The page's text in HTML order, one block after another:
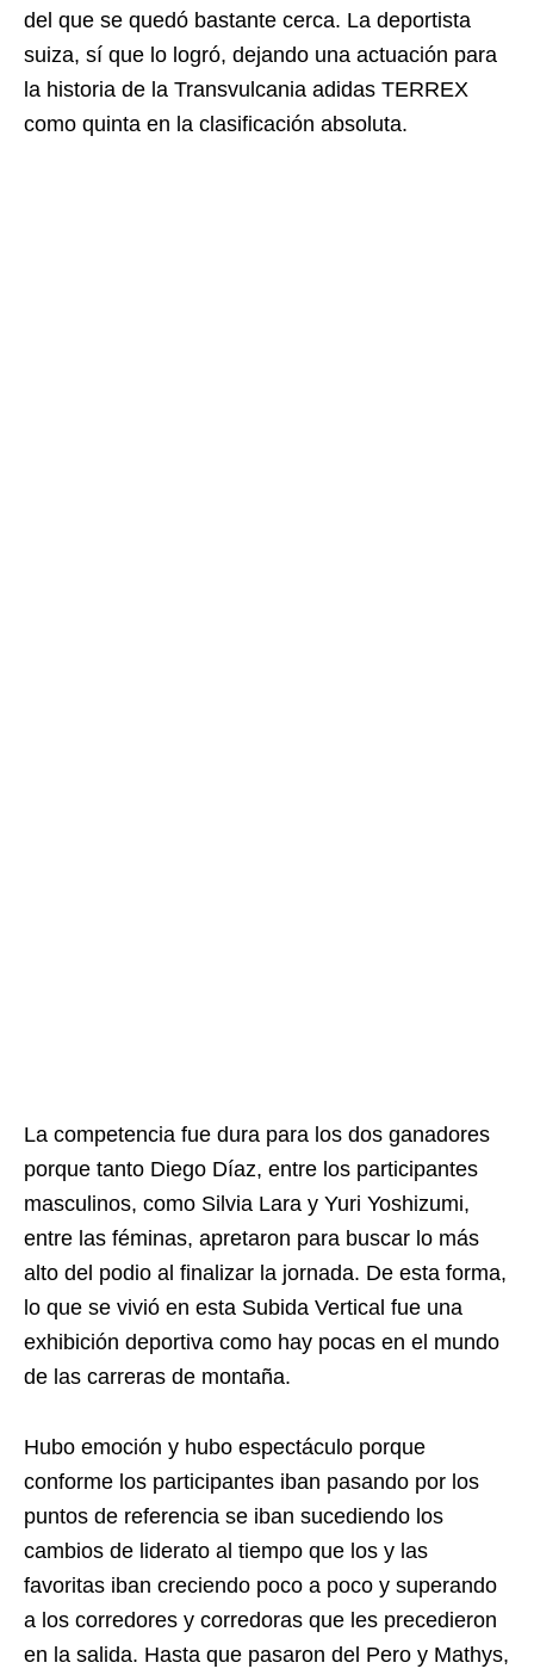
del que se quedó bastante cerca. La deportista
suiza, sí que lo logró, dejando una actuación para
la historia de la Transvulcania adidas TERREX
como quinta en la clasificación absoluta.
La competencia fue dura para los dos ganadores
porque tanto Diego Díaz, entre los participantes
masculinos, como Silvia Lara y Yuri Yoshizumi,
entre las féminas, apretaron para buscar lo más
alto del podio al finalizar la jornada. De esta forma,
lo que se vivió en esta Subida Vertical fue una
exhibición deportiva como hay pocas en el mundo
de las carreras de montaña.
Hubo emoción y hubo espectáculo porque
conforme los participantes iban pasando por los
puntos de referencia se iban sucediendo los
cambios de liderato al tiempo que los y las
favoritas iban creciendo poco a poco y superando
a los corredores y corredoras que les precedieron
en la salida. Hasta que pasaron del Pero y Mathys,